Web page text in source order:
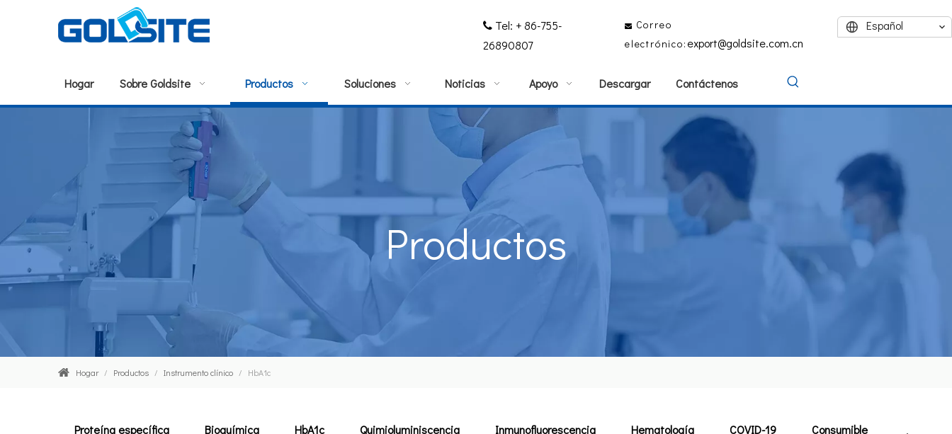
 Tel: + 86-755-
26890807

Correo
electrónico: export@goldsite.com.cn
Español
Hogar Sobre Goldsite Productos Soluciones Noticias Apoyo Descargar Contáctenos
Productos
Hogar / Productos / Instrumento clínico / HbA1c
Proteína específica Bioquímica HbA1c Quimioluminiscencia Inmunofluorescencia Hematología COVID-19 Consumible